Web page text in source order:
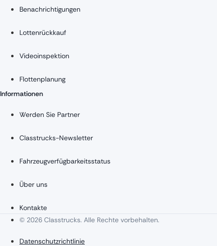
Benachrichtigungen
Lottenrückkauf
Videoinspektion
Flottenplanung
Informationen
Werden Sie Partner
Classtrucks-Newsletter
Fahrzeugverfügbarkeitsstatus
Über uns
Kontakte
© 2026 Classtrucks. Alle Rechte vorbehalten.
Datenschutzrichtlinie